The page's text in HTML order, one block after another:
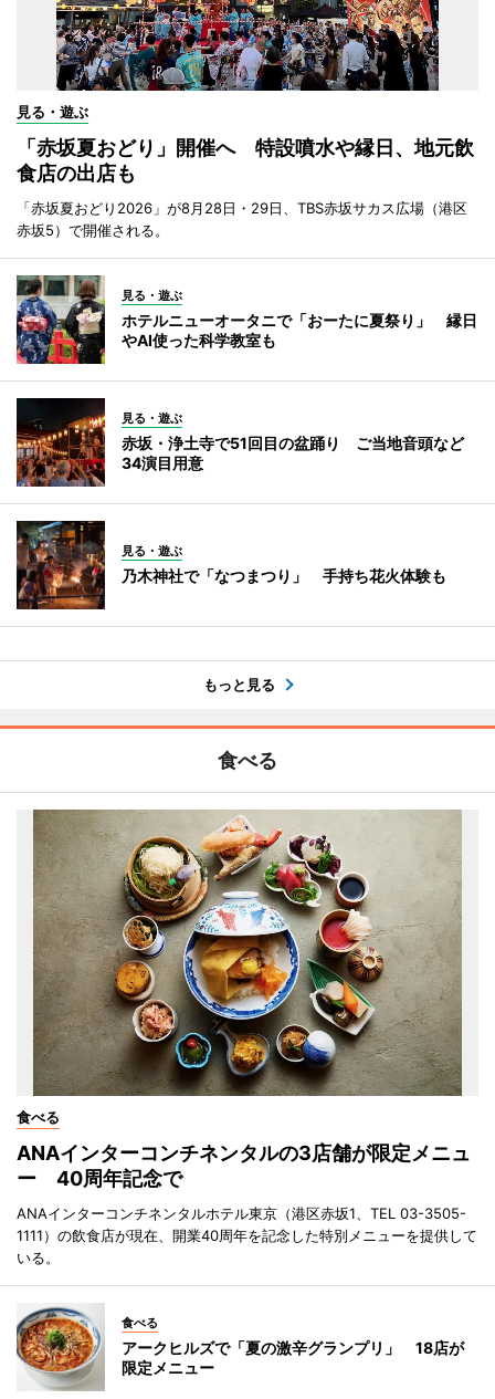
見る・遊ぶ
「赤坂夏おどり」開催へ 特設噴水や縁日、地元飲
食店の出店も
「赤坂夏おどり2026」が8月28日・29日、TBS赤坂サカス広場（港区
赤坂5）で開催される。
見る・遊ぶ
ホテルニューオータニで「おーたに夏祭り」 縁日
やAI使った科学教室も
見る・遊ぶ
赤坂・浄土寺で51回目の盆踊り ご当地音頭など
34演目用意
見る・遊ぶ
乃木神社で「なつまつり」 手持ち花火体験も
もっと見る
食べる
食べる
ANAインターコンチネンタルの3店舗が限定メニュ
ー 40周年記念で
ANAインターコンチネンタルホテル東京（港区赤坂1、TEL 03-3505-
1111）の飲食店が現在、開業40周年を記念した特別メニューを提供して
いる。
食べる
アークヒルズで「夏の激辛グランプリ」 18店が
限定メニュー